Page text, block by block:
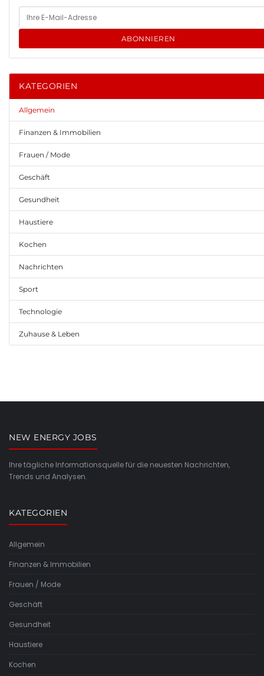
ABONNIEREN
KATEGORIEN
Allgemein
Finanzen & Immobilien
Frauen / Mode
Geschäft
Gesundheit
Haustiere
Kochen
Nachrichten
Sport
Technologie
Zuhause & Leben
NEW ENERGY JOBS
Ihre tägliche Informationsquelle für die neuesten Nachrichten,
Trends und Analysen.
KATEGORIEN
Allgemein
Finanzen & Immobilien
Frauen / Mode
Geschäft
Gesundheit
Haustiere
Kochen